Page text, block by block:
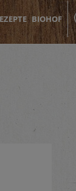
BIOHOF